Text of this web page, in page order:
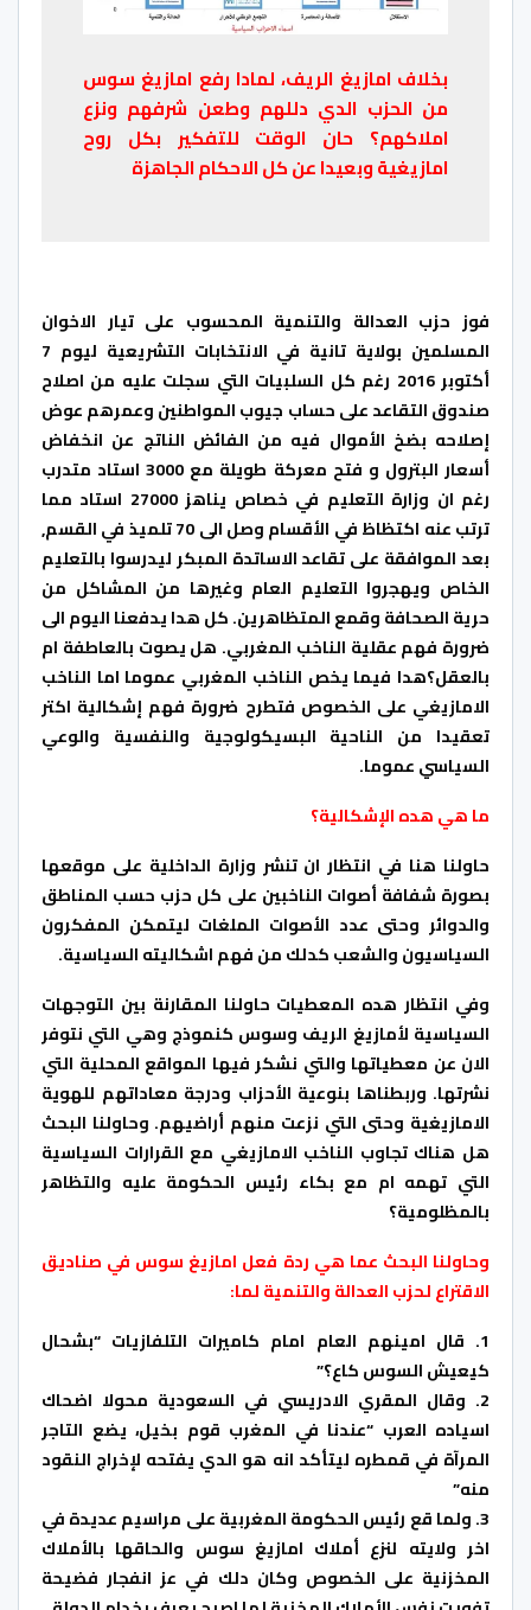
بخلاف امازيغ الريف، لمادا رفع امازيغ سوس
من الحزب الدي دللهم وطعن شرفهم ونزع
املاكهم؟ حان الوقت للتفكير بكل روح
امازيغية وبعيدا عن كل الاحكام الجاهزة
فوز حزب العدالة والتنمية المحسوب على تيار الاخوان
المسلمين بولاية تانية في الانتخابات التشريعية ليوم 7
أكتوبر 2016 رغم كل السلبيات التي سجلت عليه من اصلاح
صندوق التقاعد على حساب جيوب المواطنين وعمرهم عوض
إصلاحه بضخ الأموال فيه من الفائض الناتج عن انخفاض
أسعار البترول و فتح معركة طويلة مع 3000 استاد متدرب
رغم ان وزارة التعليم في خصاص يناهز 27000 استاد مما
ترتب عنه اكتظاظ في الأقسام وصل الى 70 تلميذ في القسم,
بعد الموافقة على تقاعد الاساتدة المبكر ليدرسوا بالتعليم
الخاص ويهجروا التعليم العام وغيرها من المشاكل من
حرية الصحافة وقمع المتظاهرين. كل هدا يدفعنا اليوم الى
ضرورة فهم عقلية الناخب المغربي. هل يصوت بالعاطفة ام
بالعقل؟هدا فيما يخص الناخب المغربي عموما اما الناخب
الامازيغي على الخصوص فتطرح ضرورة فهم إشكالية اكتر
تعقيدا من الناحية البسيكولوجية والنفسية والوعي
السياسي عموما.
ما هي هده الإشكالية؟
حاولنا هنا في انتظار ان تنشر وزارة الداخلية على موقعها
بصورة شفافة أصوات الناخبين على كل حزب حسب المناطق
والدوائر وحتى عدد الأصوات الملغات ليتمكن المفكرون
السياسيون والشعب كدلك من فهم اشكاليته السياسية.
وفي انتظار هده المعطيات حاولنا المقارنة بين التوجهات
السياسية لأمازيغ الريف وسوس كنموذج وهي التي نتوفر
الان عن معطياتها والتي نشكر فيها المواقع المحلية التي
نشرتها. وربطناها بنوعية الأحزاب ودرجة معاداتهم للهوية
الامازيغية وحتى التي نزعت منهم أراضيهم. وحاولنا البحث
هل هناك تجاوب الناخب الامازيغي مع القرارات السياسية
التي تهمه ام مع بكاء رئيس الحكومة عليه والتظاهر
بالمظلومية؟
وحاولنا البحث عما هي ردة فعل امازيغ سوس في صناديق
الاقتراع لحزب العدالة والتنمية لما:
1. قال امينهم العام امام كاميرات التلفازيات “بشحال
كيعيش السوس كاع؟”
2. وقال المقري الادريسي في السعودية محولا اضحاك
اسياده العرب “عندنا في المغرب قوم بخيل، يضع التاجر
المرآة في قمطره ليتأكد انه هو الدي يفتحه لإخراج النقود
منه”
3. ولما قع رئيس الحكومة المغربية على مراسيم عديدة في
اخر ولايته لنزع أملاك امازيغ سوس والحاقها بالأملاك
المخزنية على الخصوص وكان دلك في عز انفجار فضيحة